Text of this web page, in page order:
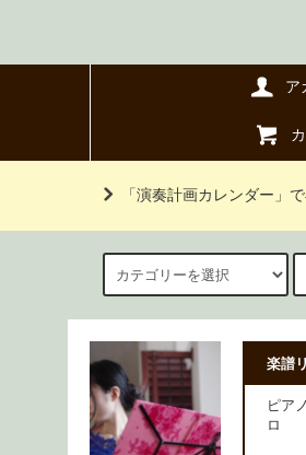
ア
「演奏計画カレンダー」
楽譜
ピア
ロ